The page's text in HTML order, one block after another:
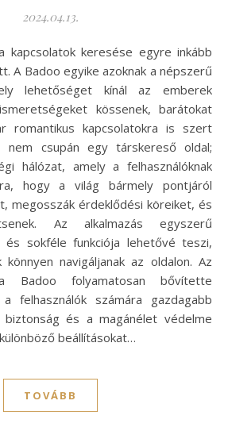
2024.04.13.
A Badoo egyike azoknak a népszerű
lehetőséget kínál az emberek
kössenek, barátokat
romantikus kapcsolatokra is szert
nem csupán egy társkereső oldal;
hálózat, amely a felhasználóknak
hogy a világ bármely pontjáról
megosszák érdeklődési köreiket, és
Az alkalmazás egyszerű
és sokféle funkciója lehetővé teszi,
navigáljanak az oldalon. Az
Badoo folyamatosan bővítette
felhasználók számára gazdagabb
biztonság és a magánélet védelme
beállításokat…
TOVÁBB